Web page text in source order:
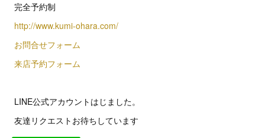
完全予約制
http://www.kumi-ohara.com/
お問合せフォーム
来店予約フォーム
LINE公式アカウントはじました。
友達リクエストお待ちしています